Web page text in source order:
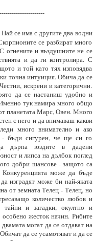
се има с другите два водни
се разбират много
огнените и въздушните не се
и да ги контролира. С
и той като тях изповядва
точна интуиция. Обича да се
искрени и категорични.
да се настаниш удобно и
тук намира много общо
планетата Марс, Овен. Много
с него и да внимаваш какви
много внимателно и ако
бъди сигурен, че ще си го
дърпа юздите в дадени
и липса на дълбок поглед
добри шансове - защото са
може да бъде
изградят може би най-яката
от земната Телец - Телец, но
количество любов и
и загадки, окултно и
особено жесток начин. Рибите
могат да се отдават на
да се усамотяват и да се